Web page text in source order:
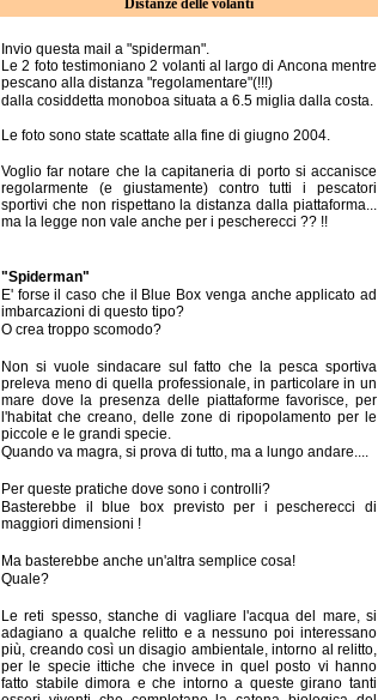
Distanze delle volanti
Invio questa mail a "spiderman".
Le 2 foto testimoniano 2 volanti al largo di Ancona mentre
pescano alla distanza "regolamentare"(!!!)
dalla cosiddetta monoboa situata a 6.5 miglia dalla costa.
Le foto sono state scattate alla fine di giugno 2004.
Voglio far notare che la capitaneria di porto si accanisce
regolarmente (e giustamente) contro tutti i pescatori
sportivi che non rispettano la distanza dalla piattaforma...
ma la legge non vale anche per i pescherecci ?? !!
"Spiderman"
E' forse il caso che il Blue Box venga anche applicato ad
imbarcazioni di questo tipo?
O crea troppo scomodo?
Non si vuole sindacare sul fatto che la pesca sportiva
preleva meno di quella professionale, in particolare in un
mare dove la presenza delle piattaforme favorisce, per
l'habitat che creano, delle zone di ripopolamento per le
piccole e le grandi specie.
Quando va magra, si prova di tutto, ma a lungo andare....
Per queste pratiche dove sono i controlli?
Basterebbe il blue box previsto per i pescherecci di
maggiori dimensioni !
Ma basterebbe anche un'altra semplice cosa!
Quale?
Le reti spesso, stanche di vagliare l'acqua del mare, si
adagiano a qualche relitto e a nessuno poi interessano
più, creando così un disagio ambientale, intorno al relitto,
per le specie ittiche che invece in quel posto vi hanno
fatto stabile dimora e che intorno a queste girano tanti